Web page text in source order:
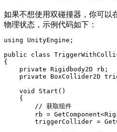
如果不想使用双碰撞器，你可以
物理状态，示例代码如下：
using UnityEngine ;
public
class
{
private Rigidbody2D rb ;
private
BoxCollider2D
void
Start ( )
{
// 获取组件
        rb
= GetComponent<
        triggerCollider
=